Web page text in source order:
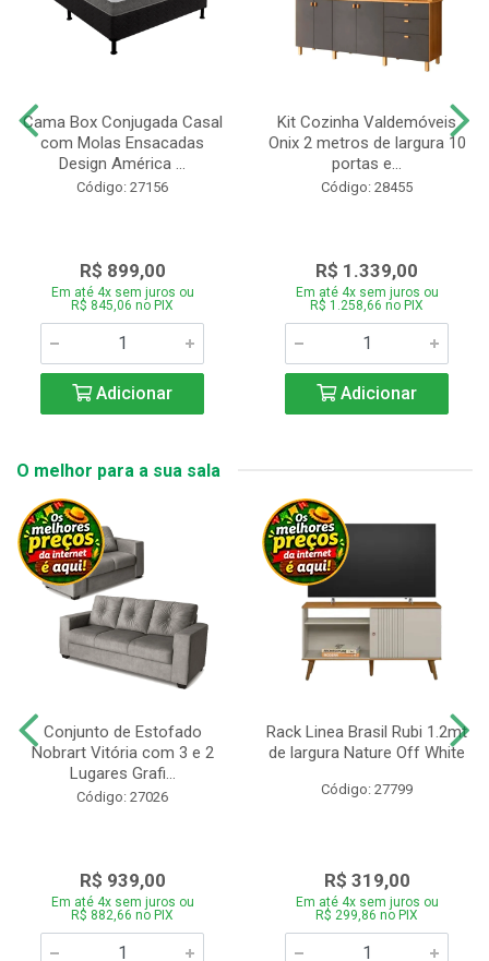
Cama Box Conjugada Casal
com Molas Ensacadas
Design América ...
Código: 27156
R$ 899,00
Em até 4x sem juros ou
R$ 845,06 no PIX
Adicionar
Kit Cozinha Valdemóveis
Onix 2 metros de largura 10
portas e...
Código: 28455
R$ 1.339,00
Em até 4x sem juros ou
R$ 1.258,66 no PIX
Adicionar
O melhor para a sua sala
Conjunto de Estofado
Nobrart Vitória com 3 e 2
Lugares Grafi...
Código: 27026
R$ 939,00
Em até 4x sem juros ou
R$ 882,66 no PIX
Rack Linea Brasil Rubi 1.2mt
de largura Nature Off White
Código: 27799
R$ 319,00
Em até 4x sem juros ou
R$ 299,86 no PIX